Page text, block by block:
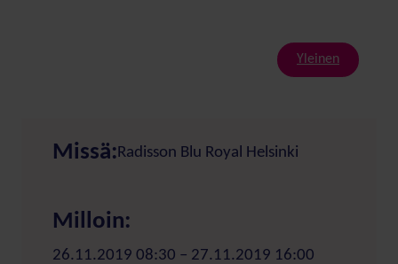
Yleinen
Missä:Radisson Blu Royal Helsinki
Milloin:
26.11.2019 08:30 – 27.11.2019 16:00